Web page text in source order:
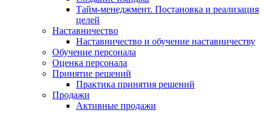
Тайм-менеджмент. Постановка и реализация
целей
Наставничество
Наставничество и обучение наставничеству
Обучение персонала
Оценка персонала
Принятие решений
Практика принятия решений
Продажи
Активные продажи